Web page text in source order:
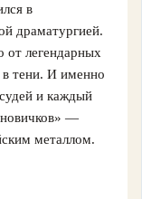
в
драматургией.
от легендарных
тени. И именно
и каждый
—
металлом.